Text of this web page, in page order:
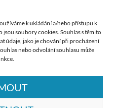
k ukládání a/nebo přístupu k
soubory cookies. Souhlas s těmito
údaje, jako je chování při procházení
nebo odvolání souhlasu může